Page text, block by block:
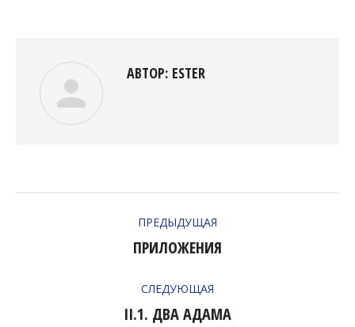
АВТОР: ESTER
ПРЕДЫДУЩАЯ
Предыдущая
ПРИЛОЖЕНИЯ
СЛЕДУЮЩАЯ
Следующая
II.1. ДВА АДАМА